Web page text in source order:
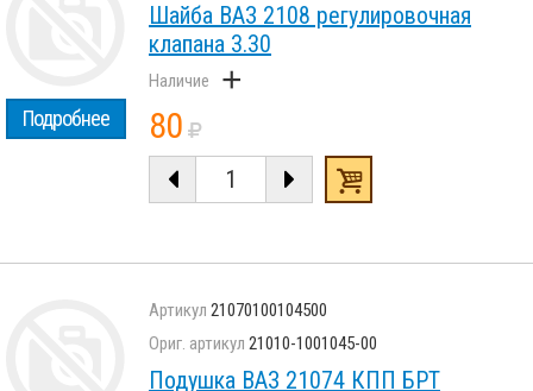
Подробнее
Шайба ВАЗ 2108 регулировочная
клапана 3.30
+
80
21070100104500
21010-1001045-00
Подушка ВАЗ 21074 КПП БРТ